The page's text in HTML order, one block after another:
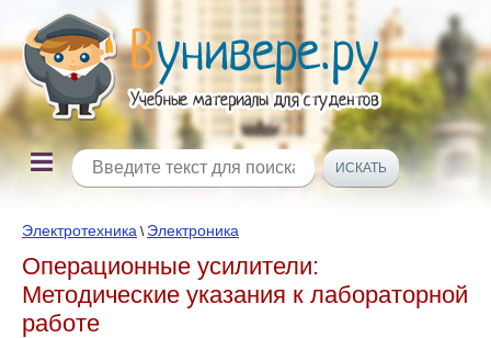
Электротехника \ Электроника
Операционные усилители:
Методические указания к лабораторной
работе